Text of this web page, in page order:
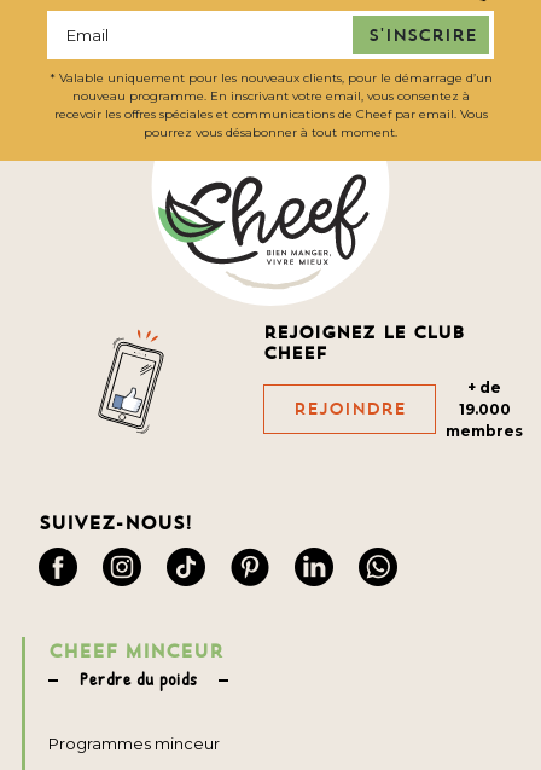
S'inscrire
* Valable uniquement pour les nouveaux clients, pour le démarrage d’un
nouveau programme. En inscrivant votre email, vous consentez à
recevoir les offres spéciales et communications de Cheef par email. Vous
pourrez vous désabonner à tout moment.
Rejoignez le club
cheef
Rejoindre
+ de
19.000
membres
Suivez-nous!
CHEEF MINCEUR
Perdre du poids
Programmes minceur